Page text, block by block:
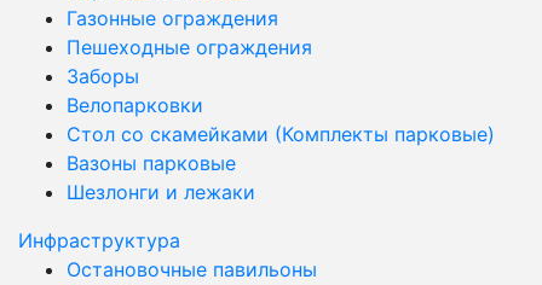
Газонные ограждения
Пешеходные ограждения
Заборы
Велопарковки
Стол со скамейками (Комплекты парковые)
Вазоны парковые
Шезлонги и лежаки
Инфраструктура
Остановочные павильоны